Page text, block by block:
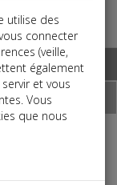
utilise des
connecter
(veille,
également
et vous
Vous
que nous